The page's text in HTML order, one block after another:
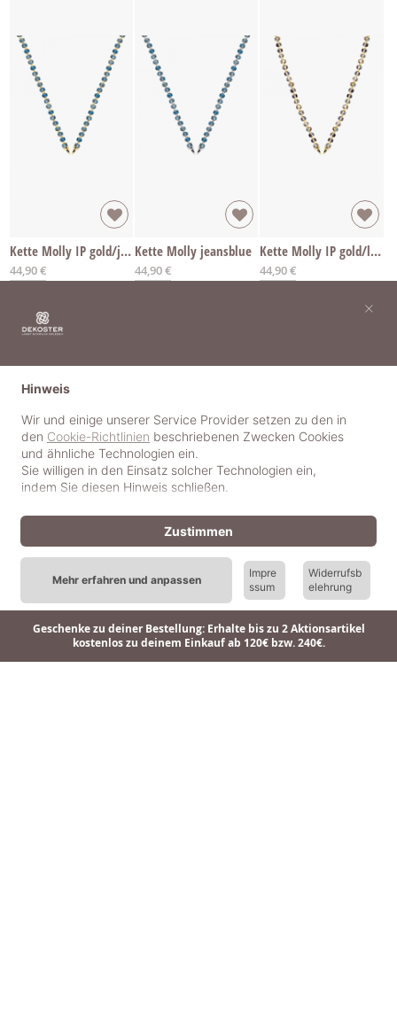
Geschenke zu deiner Bestellung: Erhalte bis zu 2 Aktionsartikel
kostenlos zu deinem Einkauf ab 120€ bzw. 240€.
Kette Molly IP gold/jeansblue
Ab
44,90 €
Kette Molly jeansblue
Ab
44,90 €
Kette Molly IP gold/lilac
Ab
44,90 €
Kette Molly IP gold/green
Ab
44,90 €
Kette Molly green
Ab
44,90 €
Hinweis
Wir und einige unserer Service Provider setzen zu den in
den Cookie-Richtlinien beschriebenen Zwecken Cookies
und ähnliche Technologien ein.
Sie willigen in den Einsatz solcher Technologien ein,
indem Sie diesen Hinweis schließen.
Mehr erfahren und anpassen
Impre
ssum
Widerrufsb
elehrung
Zustimmen
×